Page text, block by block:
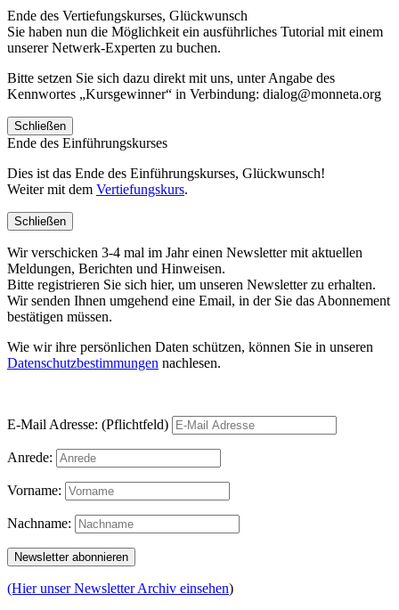
Ende des Vertiefungskurses, Glückwunsch
Sie haben nun die Möglichkeit ein ausführliches Tutorial mit einem
unserer Netwerk-Experten zu buchen.
Bitte setzen Sie sich dazu direkt mit uns, unter Angabe des
Kennwortes „Kursgewinner“ in Verbindung: dialog@monneta.org
Schließen
Ende des Einführungskurses
Dies ist das Ende des Einführungskurses, Glückwunsch!
Weiter mit dem Vertiefungskurs.
Schließen
Wir verschicken 3-4 mal im Jahr einen Newsletter mit aktuellen
Meldungen, Berichten und Hinweisen.
Bitte registrieren Sie sich hier, um unseren Newsletter zu erhalten.
Wir senden Ihnen umgehend eine Email, in der Sie das Abonnement
bestätigen müssen.
Wie wir ihre persönlichen Daten schützen, können Sie in unseren
Datenschutzbestimmungen nachlesen.
E-Mail Adresse: (Pflichtfeld)
Anrede:
Vorname:
Nachname:
(Hier unser Newsletter Archiv einsehen)